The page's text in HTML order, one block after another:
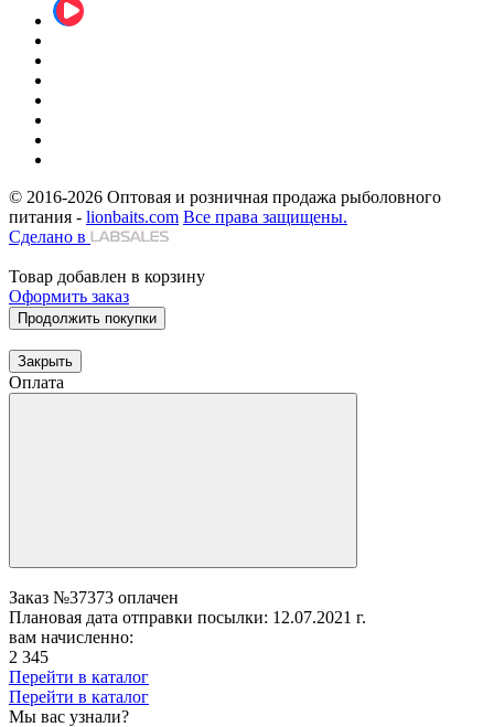
© 2016-2026 Оптовая и розничная продажа рыболовного
питания - lionbaits.com Все права защищены.
Сделано в
Товар добавлен в корзину
Оформить заказ
Продолжить покупки
Закрыть
Оплата
Заказ №37373 оплачен
Плановая дата отправки посылки: 12.07.2021 г.
вам начисленно:
2 345
Перейти в каталог
Перейти в каталог
Мы вас узнали?